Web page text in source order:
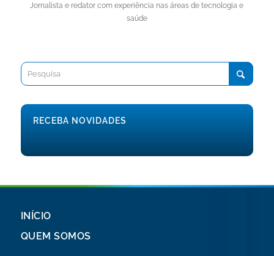
Jornalista e redator com experiência nas áreas de tecnologia e
saúde
RECEBA NOVIDADES
INÍCIO
QUEM SOMOS